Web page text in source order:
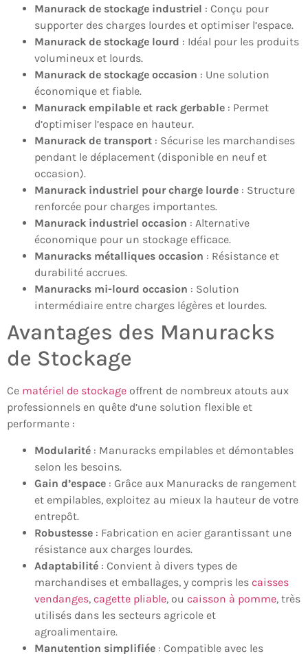
Manurack de stockage industriel : Conçu pour
supporter des charges lourdes et optimiser l’espace.
Manurack de stockage lourd : Idéal pour les produits
volumineux et lourds.
Manurack de stockage occasion : Une solution
économique et fiable.
Manurack empilable et rack gerbable : Permet
d’optimiser l’espace en hauteur.
Manurack de transport : Sécurise les marchandises
pendant le déplacement (disponible en neuf et
occasion).
Manurack industriel pour charge lourde : Structure
renforcée pour charges importantes.
Manurack industriel occasion : Alternative
économique pour un stockage efficace.
Manuracks métalliques occasion : Résistance et
durabilité accrues.
Manuracks mi-lourd occasion : Solution
intermédiaire entre charges légères et lourdes.
Avantages des Manuracks
de Stockage
Ce matériel de stockage offrent de nombreux atouts aux
professionnels en quête d’une solution flexible et
performante :
Modularité : Manuracks empilables et démontables
selon les besoins.
Gain d’espace : Grâce aux Manuracks de rangement
et empilables, exploitez au mieux la hauteur de votre
entrepôt.
Robustesse : Fabrication en acier garantissant une
résistance aux charges lourdes.
Adaptabilité : Convient à divers types de
marchandises et emballages, y compris les caisses
vendanges, cagette pliable, ou caisson à pomme, très
utilisés dans les secteurs agricole et
agroalimentaire.
Manutention simplifiée : Compatible avec les